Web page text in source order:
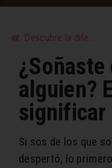
Descubre la diferencia entre perder peso y perder grasa corporal
alguien?
significar
Si sos de los que
despertó, lo